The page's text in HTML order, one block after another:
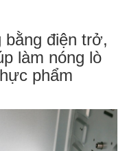
bằng điện trở,
làm nóng lò
phẩm